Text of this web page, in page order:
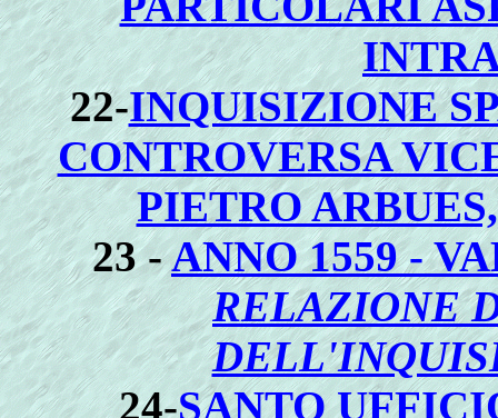
22-INQUISIZIONE
CONTROVERSA
PIETRO
23 -ANNO 1559 -
RELAZIONE
24-SANTO